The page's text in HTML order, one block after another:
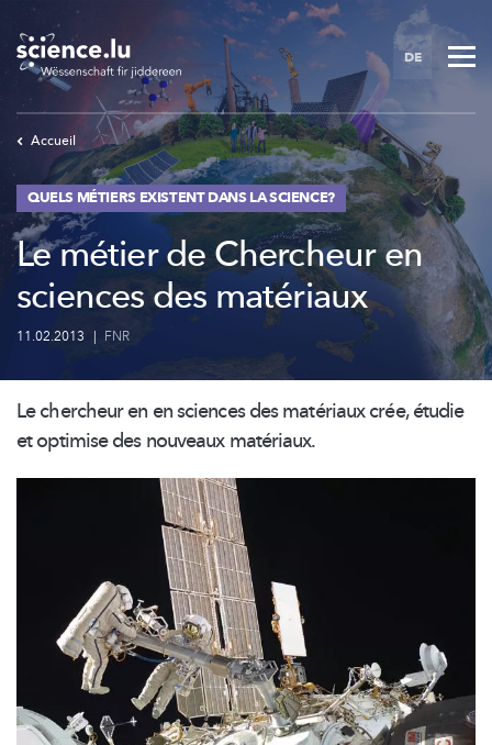
to
main
content
DE
Accueil
QUELS MÉTIERS EXISTENT DANS LA SCIENCE?
Le métier de Chercheur en
sciences des matériaux
11.02.2013 | FNR
Le chercheur en en sciences des matériaux crée, étudie
et optimise des nouveaux matériaux.